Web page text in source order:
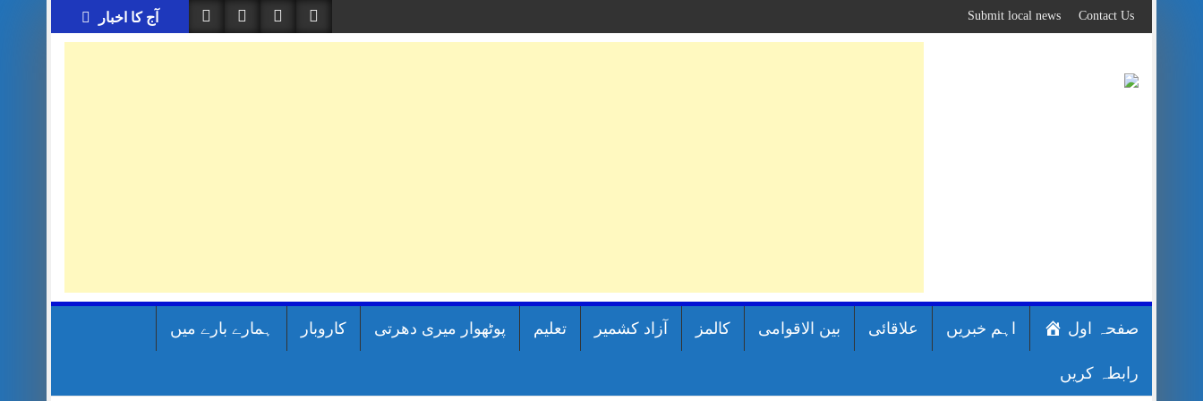
to
content
آج کا اخبار Contact Us
Submit local news
صفحہ اول اہم خبریں علاقائی بین الاقوامی کالمز آزاد کشمیر تعلیم پوٹھوار میری دھرتی کاروبار ہمارے بارے میں
رابطہ کریں